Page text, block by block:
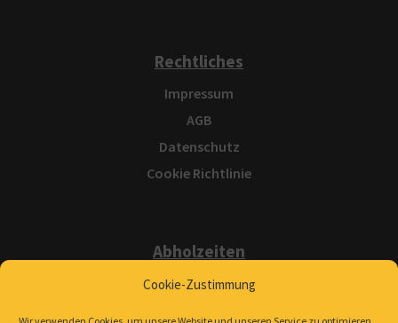
Cookie-Zustimmung
Rechtliches
Impressum
AGB
Datenschutz
Cookie Richtlinie
Abholzeiten
Sa: 8:30 bis 12 Uhr